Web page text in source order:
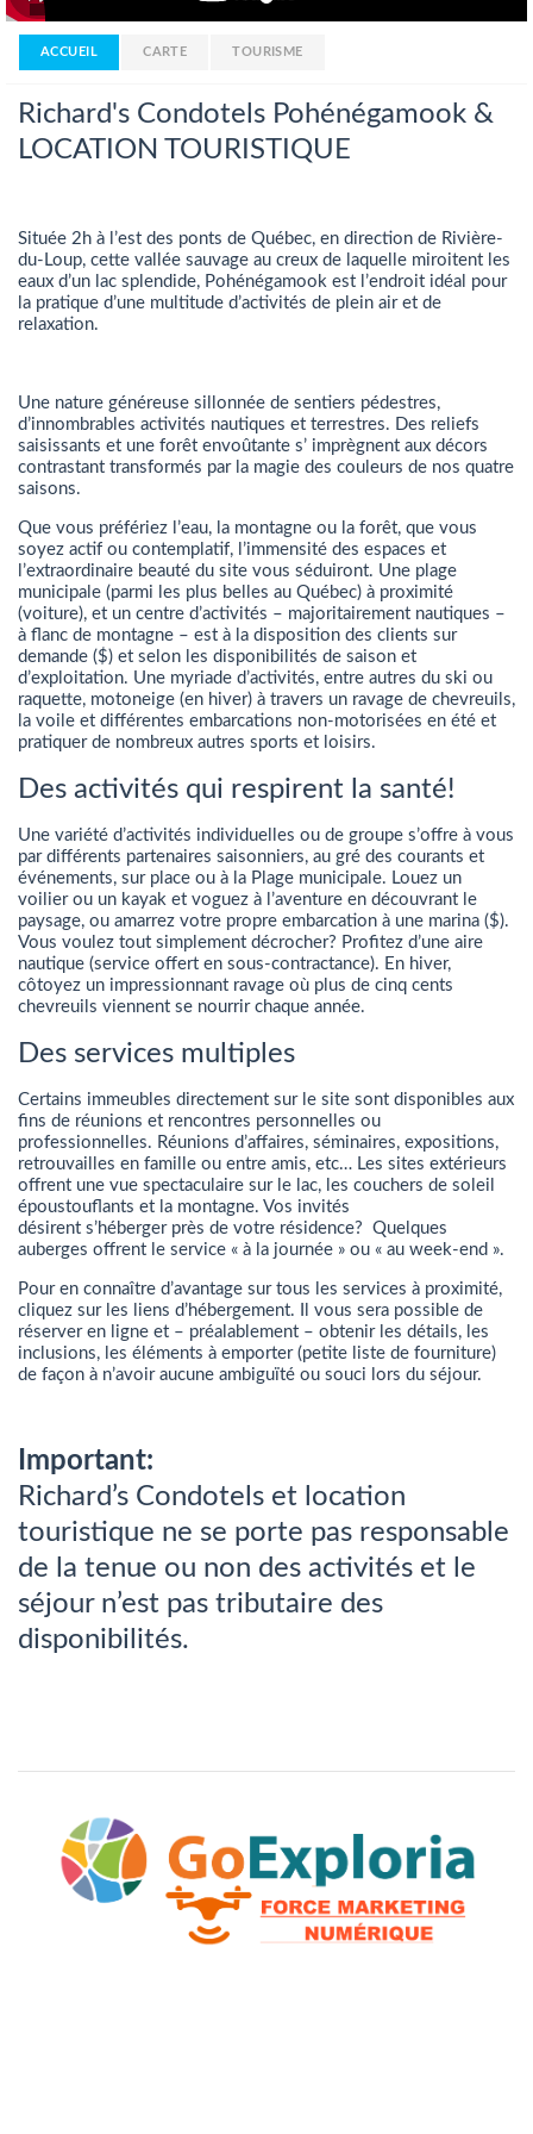
ACCUEIL CARTE TOURISME
Richard's Condotels Pohénégamook &
LOCATION TOURISTIQUE
Située 2h à l’est des ponts de Québec, en direction de Rivière-
du-Loup, cette vallée sauvage au creux de laquelle miroitent les
eaux d’un lac splendide, Pohénégamook est l’endroit idéal pour
la pratique d’une multitude d’activités de plein air et de
relaxation.
Une nature généreuse sillonnée de sentiers pédestres,
d’innombrables activités nautiques et terrestres. Des reliefs
saisissants et une forêt envoûtante s’ imprègnent aux décors
contrastant transformés par la magie des couleurs de nos quatre
saisons.
Que vous préfériez l’eau, la montagne ou la forêt, que vous
soyez actif ou contemplatif, l’immensité des espaces et
l’extraordinaire beauté du site vous séduiront. Une plage
municipale (parmi les plus belles au Québec) à proximité
(voiture), et un centre d’activités – majoritairement nautiques –
à flanc de montagne – est à la disposition des clients sur
demande ($) et selon les disponibilités de saison et
d’exploitation. Une myriade d’activités, entre autres du ski ou
raquette, motoneige (en hiver) à travers un ravage de chevreuils,
la voile et différentes embarcations non-motorisées en été et
pratiquer de nombreux autres sports et loisirs.
Des activités qui respirent la santé!
Une variété d’activités individuelles ou de groupe s’offre à vous
par différents partenaires saisonniers, au gré des courants et
événements, sur place ou à la Plage municipale. Louez un
voilier ou un kayak et voguez à l’aventure en découvrant le
paysage, ou amarrez votre propre embarcation à une marina ($).
Vous voulez tout simplement décrocher? Profitez d’une aire
nautique (service offert en sous-contractance). En hiver,
côtoyez un impressionnant ravage où plus de cinq cents
chevreuils viennent se nourrir chaque année.
Des services multiples
Certains immeubles directement sur le site sont disponibles aux
fins de réunions et rencontres personnelles ou
professionnelles. Réunions d’affaires, séminaires, expositions,
retrouvailles en famille ou entre amis, etc… Les sites extérieurs
offrent une vue spectaculaire sur le lac, les couchers de soleil
époustouflants et la montagne. Vos invités
désirent s’héberger près de votre résidence? Quelques
auberges offrent le service « à la journée » ou « au week-end ».
Pour en connaître d’avantage sur tous les services à proximité,
cliquez sur les liens d’hébergement. Il vous sera possible de
réserver en ligne et – préalablement – obtenir les détails, les
inclusions, les éléments à emporter (petite liste de fourniture)
de façon à n’avoir aucune ambiguïté ou souci lors du séjour.
Important:
Richard’s Condotels et location
touristique ne se porte pas responsable
de la tenue ou non des activités et le
séjour n’est pas tributaire des
disponibilités.